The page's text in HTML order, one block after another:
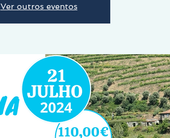
Ver outros eventos